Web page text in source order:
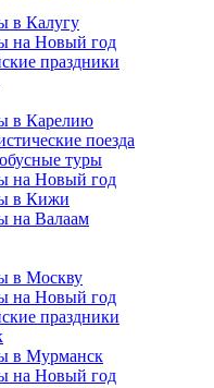
в Калугу
на Новый год
праздники
в Карелию
поезда
туры
на Новый год
в Кижи
на Валаам
в Москву
на Новый год
праздники
в Мурманск
на Новый год